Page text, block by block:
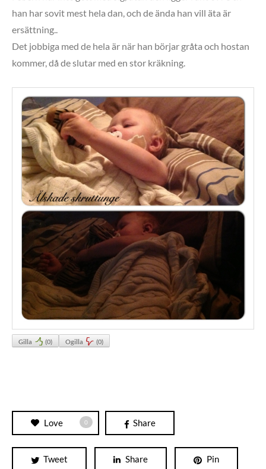
han har sovit mest hela dan, och de ända han vill äta är
ersättning..
Det jobbiga med de hela är när han börjar gråta och hostan
kommer, då de slutar med en stor kräkning.
Gilla (0) Ogilla (0)
Love 0 Share
Tweet Share Pin